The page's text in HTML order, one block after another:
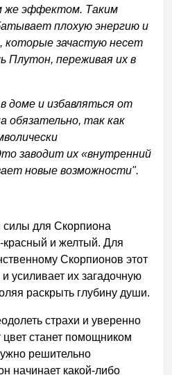
же эффектом. Таким
плохую энергию и
которые зачастую несет
Плутон, переживая их в
доме и избавляться от
обязательно, так как
заводит их «внутренний
новые возможности".
силы для Скорпиона
красный и желтый. Для
Скорпионов этот
усиливает их загадочную
раскрыть глубину души.
страхи и уверенно
цвет станет помощником
решительно
начинает какой-либо